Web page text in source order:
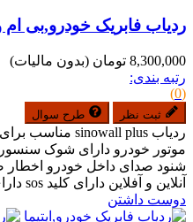
ردیاب فابریک خودرو,بی ام
8,300,000 تومان
(بدون مالیات)
رتبه بندی:
(0)
ثبت نظر طرح سوال
موتور خودرو دارای شوک
شنود صدای داخل خودرو اخطار
آنلاین و آفلاین دارای کلید sos دارای سرور...
دوست داشتن